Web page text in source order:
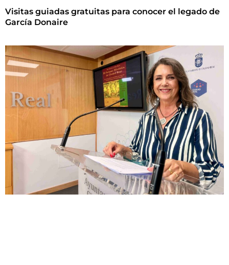
Visitas guiadas gratuitas para conocer el legado de
García Donaire